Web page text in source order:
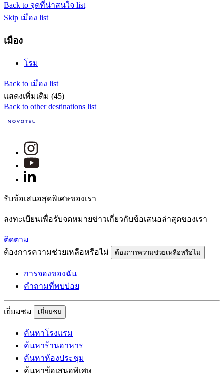
Back to จุดที่น่าสนใจ list
Skip เมือง list
เมือง
โรม
Back to เมือง list
แสดงเพิ่มเติม (45)
Back to other destinations list
รับข้อเสนอสุดพิเศษของเรา
ลงทะเบียนเพื่อรับจดหมายข่าวเกี่ยวกับข้อเสนอล่าสุดของเรา
ติดตาม
ต้องการความช่วยเหลือหรือไม่
ต้องการความช่วยเหลือหรือไม่
การจองของฉัน
คำถามที่พบบ่อย
เยี่ยมชม เยี่ยมชม
ค้นหาโรงแรม
ค้นหาร้านอาหาร
ค้นหาห้องประชุม
ค้นหาข้อเสนอพิเศษ